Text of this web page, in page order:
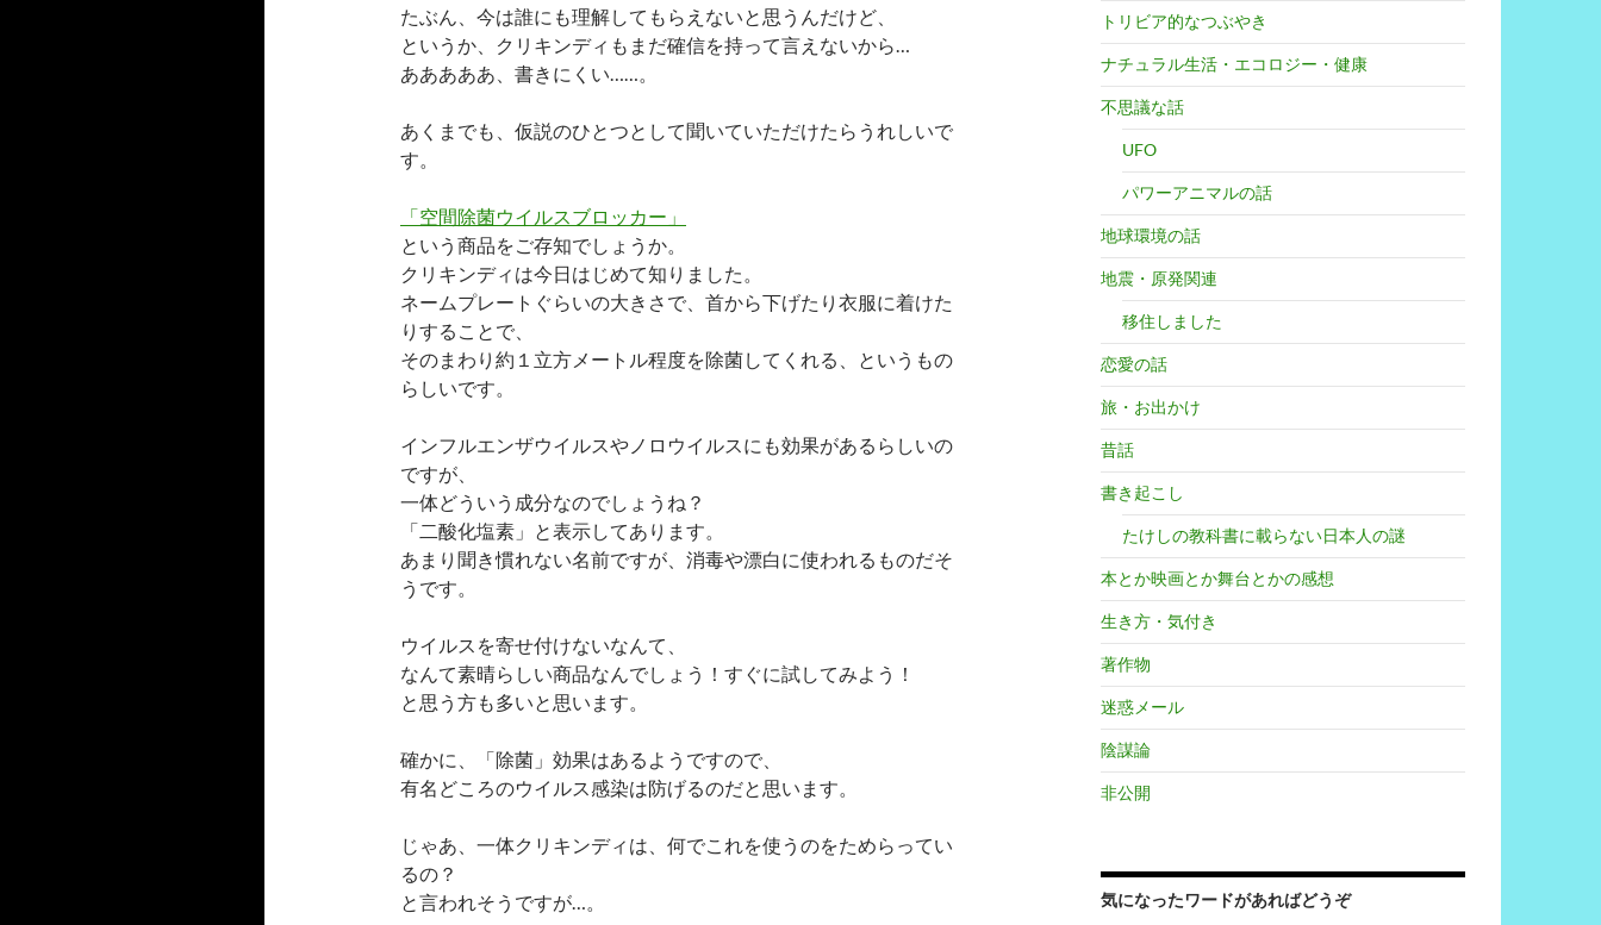
たぶん、今は誰にも理解してもらえないと思うんだけど、
というか、クリキンディもまだ確信を持って言えないから…
あああああ、書きにくい……。
あくまでも、仮説のひとつとして聞いていただけたらうれしいで
す。
「空間除菌ウイルスブロッカー」
という商品をご存知でしょうか。
クリキンディは今日はじめて知りました。
ネームプレートぐらいの大きさで、首から下げたり衣服に着けた
りすることで、
そのまわり約１立方メートル程度を除菌してくれる、というもの
らしいです。
インフルエンザウイルスやノロウイルスにも効果があるらしいの
ですが、
一体どういう成分なのでしょうね？
「二酸化塩素」と表示してあります。
あまり聞き慣れない名前ですが、消毒や漂白に使われるものだそ
うです。
ウイルスを寄せ付けないなんて、
なんて素晴らしい商品なんでしょう！すぐに試してみよう！
と思う方も多いと思います。
確かに、「除菌」効果はあるようですので、
有名どころのウイルス感染は防げるのだと思います。
じゃあ、一体クリキンディは、何でこれを使うのをためらってい
るの？
と言われそうですが…。
トリビア的なつぶやき
ナチュラル生活・エコロジー・健康
不思議な話
UFO
パワーアニマルの話
地球環境の話
地震・原発関連
移住しました
恋愛の話
旅・お出かけ
昔話
書き起こし
たけしの教科書に載らない日本人の謎
本とか映画とか舞台とかの感想
生き方・気付き
著作物
迷惑メール
陰謀論
非公開
気になったワードがあればどうぞ